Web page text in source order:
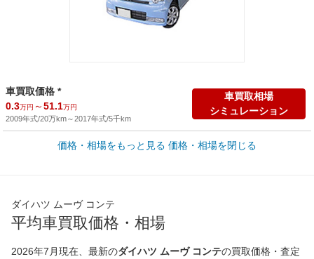
車買取価格 *
0.3万円 ～51.1万円
2009年式/20万km～2017年式/5千km
車買取相場
シミュレーション
新車カタログ価格
他車種を
45,550 円
価格・相場をもっと見る 価格・相場を閉じる
ダイハツ ムーヴ コンテ
平均車買取価格・相場
2026年7月現在 、最新のダイハツ ムーヴ コンテの買取価格・査定